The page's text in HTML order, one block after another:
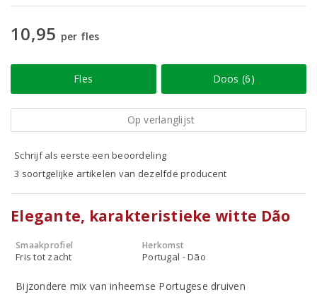
10,95 per fles
Fles Doos (6)
Op verlanglijst
Schrijf als eerste een beoordeling
3 soortgelijke artikelen van dezelfde producent
Elegante, karakteristieke witte Dão
Smaakprofiel
Fris tot zacht
Herkomst
Portugal - Dão
Bijzondere mix van inheemse Portugese druiven